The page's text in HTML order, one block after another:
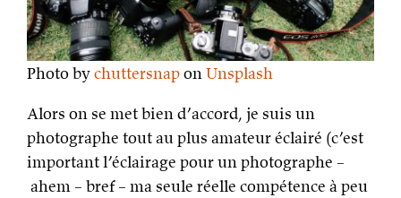
Photo bychuttersnaponUnsplash
Alors on se met bien d’accord, je suis un
photographe tout au plus amateur éclairé (c’est
important l’éclairage pour un photographe –
ahem – bref – ma seule réelle compétence à peu